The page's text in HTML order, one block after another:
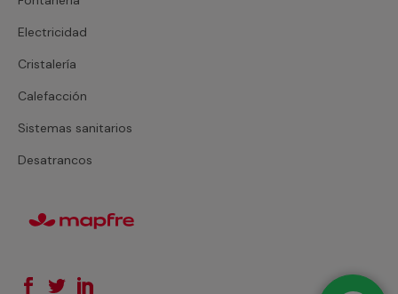
Electricidad
Cristalería
Calefacción
Sistemas sanitarios
Desatrancos